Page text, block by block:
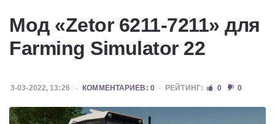
Мод «Zetor 6211-7211» для
Farming Simulator 22
3-03-2022, 13:26 КОММЕНТАРИЕВ: 0 РЕЙТИНГ: 0 0